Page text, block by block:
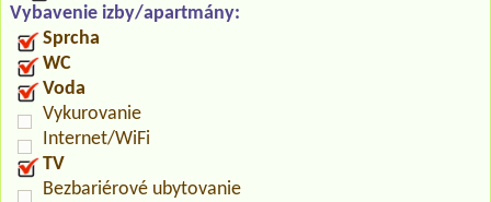
Vybavenie izby/apartmány:
Sprcha
WC
Voda
Vykurovanie
Internet/WiFi
TV
Bezbariérové ubytovanie